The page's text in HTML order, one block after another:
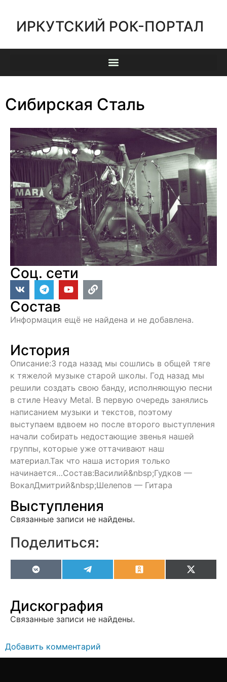
ИРКУТСКИЙ РОК-ПОРТАЛ
Сибирская Сталь
Соц. сети
Состав
Информация ещё не найдена и не добавлена.
История
Описание:3 года назад мы сошлись в общей тяге
к тяжелой музыке старой школы. Год назад мы
решили создать свою банду, исполняющую песни
в стиле Heavy Metal. В первую очередь занялись
написанием музыки и текстов, поэтому
выступаем вдвоем но после второго выступления
начали собирать недостающие звенья нашей
группы, которые уже оттачивают наш
материал.Так что наша история только
начинается…Состав:Василий&nbsp;Гудков —
ВокалДмитрий&nbsp;Шелепов — Гитара
Выступления
Связанные записи не найдены.
Поделиться:
VK OdnoklassnikiX
Дискография
Связанные записи не найдены.
Добавить комментарий